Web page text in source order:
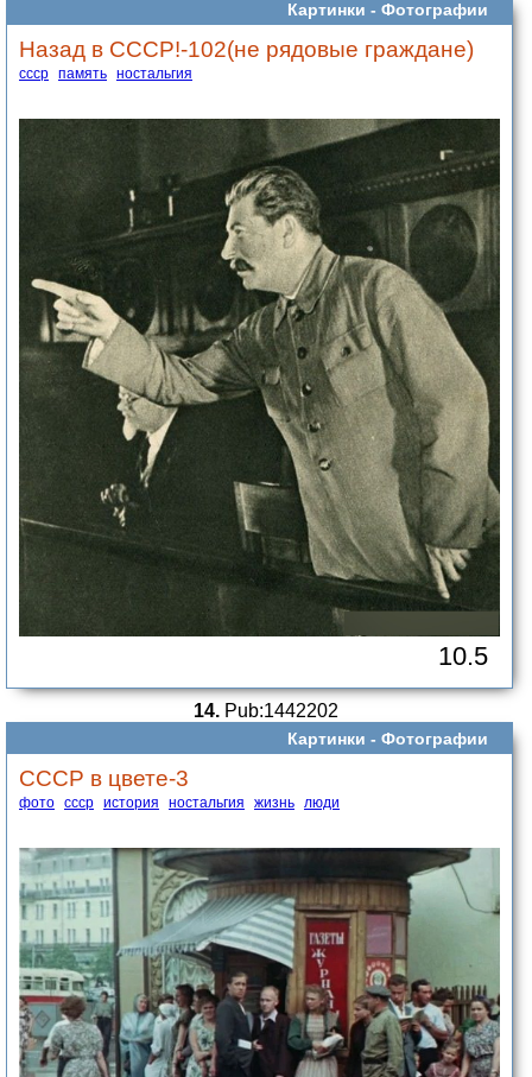
Картинки - Фотографии
Назад в СССР!-102(не рядовые граждане)
ссср память ностальгия
10.5
14. Pub:1442202
Картинки - Фотографии
СССР в цвете-3
фото ссср история ностальгия жизнь люди